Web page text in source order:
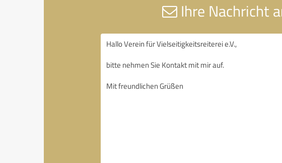
Ihre Nachricht